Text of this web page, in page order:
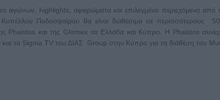
αγώνων, highlights, αφιερώματα και επιλεγμένο περιεχόμενο
Ποδοσφαίρου θα είναι διαθέσιμα σε περισσότερους
Phaistos και της Glomex σε Ελλάδα και Κύπρο. Η Phaistos
και το Sigma TV του ΔΙΑΣ Group στην Κύπρο για τη διάθέση του